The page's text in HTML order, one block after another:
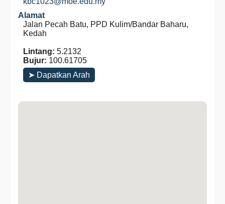
Alamat
Jalan Pecah Batu, PPD Kulim/Bandar Baharu,
Kedah
Lintang: 5.2132
Bujur: 100.61705
➤ Dapatkan Arah